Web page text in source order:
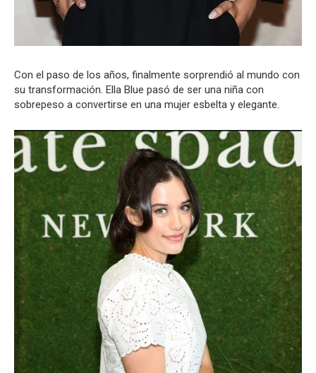
Con el paso de los años, finalmente sorprendió al mundo con
su transformación. Ella Blue pasó de ser una niña con
sobrepeso a convertirse en una mujer esbelta y elegante.